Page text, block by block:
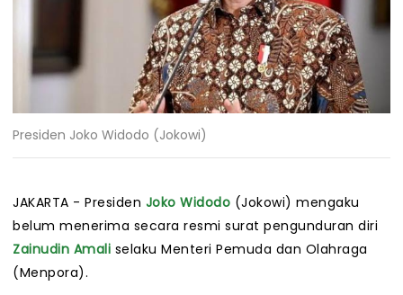
Presiden Joko Widodo (Jokowi)
JAKARTA - Presiden Joko Widodo (Jokowi) mengaku
belum menerima secara resmi surat pengunduran diri
Zainudin Amali selaku Menteri Pemuda dan Olahraga
(Menpora).